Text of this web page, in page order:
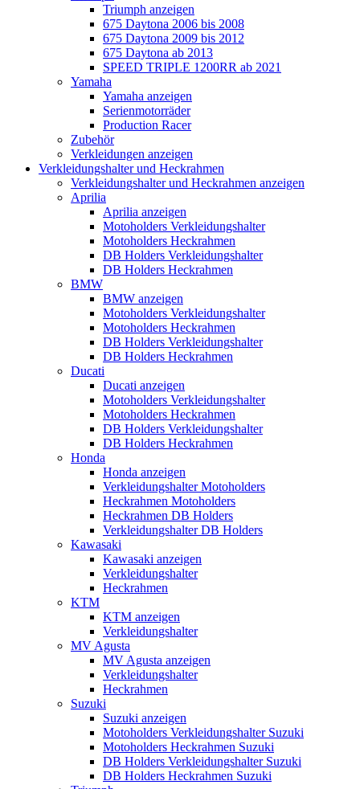
Triumph anzeigen
675 Daytona 2006 bis 2008
675 Daytona 2009 bis 2012
675 Daytona ab 2013
SPEED TRIPLE 1200RR ab 2021
Yamaha
Yamaha anzeigen
Serienmotorräder
Production Racer
Zubehör
Verkleidungen anzeigen
Verkleidungshalter und Heckrahmen
Verkleidungshalter und Heckrahmen anzeigen
Aprilia
Aprilia anzeigen
Motoholders Verkleidungshalter
Motoholders Heckrahmen
DB Holders Verkleidungshalter
DB Holders Heckrahmen
BMW
BMW anzeigen
Motoholders Verkleidungshalter
Motoholders Heckrahmen
DB Holders Verkleidungshalter
DB Holders Heckrahmen
Ducati
Ducati anzeigen
Motoholders Verkleidungshalter
Motoholders Heckrahmen
DB Holders Verkleidungshalter
DB Holders Heckrahmen
Honda
Honda anzeigen
Verkleidungshalter Motoholders
Heckrahmen Motoholders
Heckrahmen DB Holders
Verkleidungshalter DB Holders
Kawasaki
Kawasaki anzeigen
Verkleidungshalter
Heckrahmen
KTM
KTM anzeigen
Verkleidungshalter
MV Agusta
MV Agusta anzeigen
Verkleidungshalter
Heckrahmen
Suzuki
Suzuki anzeigen
Motoholders Verkleidungshalter Suzuki
Motoholders Heckrahmen Suzuki
DB Holders Verkleidungshalter Suzuki
DB Holders Heckrahmen Suzuki